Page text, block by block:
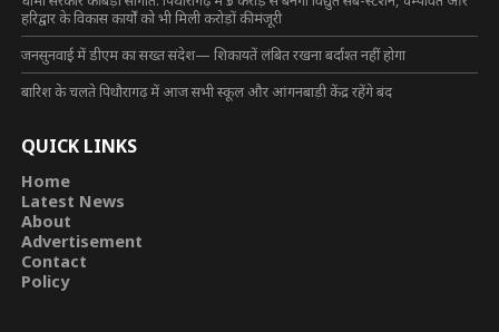
हरिद्वार के विकास कार्यों को भी मिली करोड़ों की मंजूरी
जनसुनवाई में डीएम का सख्त संदेश— शिकायतें लंबित रखना बर्दाश्त नहीं होगा
बारिश के चलते पिथौरागढ़ में आज सभी स्कूल और आंगनबाड़ी केंद्र रहेंगे बंद
QUICK LINKS
Home
Latest News
About
Advertisement
Contact
Policy